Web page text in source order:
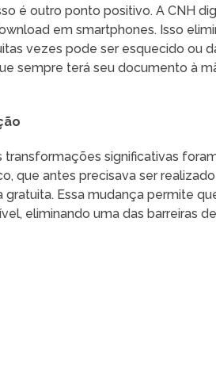
é outro ponto positivo. A CNH
em smartphones. Isso
vezes pode ser esquecido ou
sempre terá seu documento à
transformações significativas
que antes precisava ser
Essa mudança permite
eliminando uma das barreiras